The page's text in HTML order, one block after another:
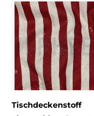
Tischdeckenstoff